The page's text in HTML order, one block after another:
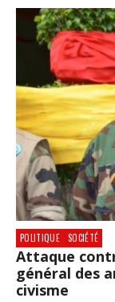
POLITIQUE SOCIÉTÉ
Attaque
général des
civisme